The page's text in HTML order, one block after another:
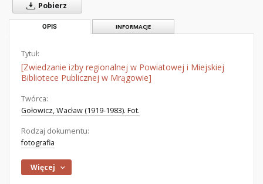
Pobierz
OPIS INFORMACJE
Tytuł:
[Zwiedzanie izby regionalnej w Powiatowej i Miejskiej
Bibliotece Publicznej w Mrągowie]
Twórca:
Gołowicz, Wacław (1919-1983). Fot.
Rodzaj dokumentu:
fotografia
Więcej